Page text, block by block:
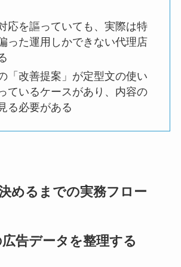
応を謳っていても、実際は特
った運用しかできない代理店
「改善提案」が定型文の使い
ているケースがあり、内容の
る必要がある
めるまでの実務フロー
告データを整理する